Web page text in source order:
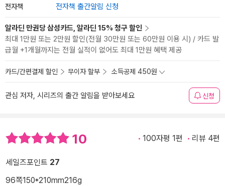
전자책 전자책 출간알림 신청
알라딘 만권당 삼성카드, 알라딘 15% 청구 할인
최대 1만원 또는 2만원 할인(전월 30만원 또는 60만원 이용 시) / 카드 발
급월 +1개월까지는 전월 실적이 없어도 최대 1만원 혜택 제공
카드/간편결제 할인 무이자 할부 소득공제 450원
관심 저자, 시리즈의 출간 알림을 받아보세요 신청
10 100자평 1편 리뷰 4편
세일즈포인트 27
96쪽150*210mm216g